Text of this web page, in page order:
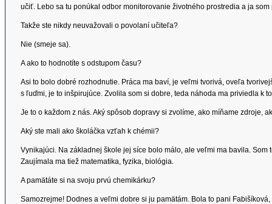
učiť. Lebo sa tu ponúkal odbor monitorovanie životného prostredia a ja
Takže ste nikdy neuvažovali o povolaní učiteľa?
Nie (smeje sa).
A ako to hodnotíte s odstupom času?
Asi to bolo dobré rozhodnutie. Práca ma baví, je veľmi tvorivá, oveľa
s ľuďmi, je to inšpirujúce. Zvolila som si dobre, teda náhoda ma priviedla k
Je to o každom z nás. Aký spôsob dopravy si zvolíme, ako míňame zdroje,
Aký ste mali ako školáčka vzťah k chémii?
Vynikajúci. Na základnej škole jej síce bolo málo, ale veľmi ma bavila.
Zaujímala ma tiež matematika, fyzika, biológia.
A pamätáte si na svoju prvú chemikárku?
Samozrejme! Dodnes a veľmi dobre si ju pamätám. Bola to pani